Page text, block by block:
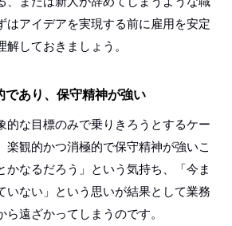
はアイデアを実現する前に雇用を安定
しておきましょう。
であり、保守精神が強い
的な目標のみで乗りきろうとするケー
楽観的かつ消極的で保守精神が強いこ
かなるだろう」という気持ち、「今ま
いない」という思いが結果として業務
遠ざかってしまうのです。